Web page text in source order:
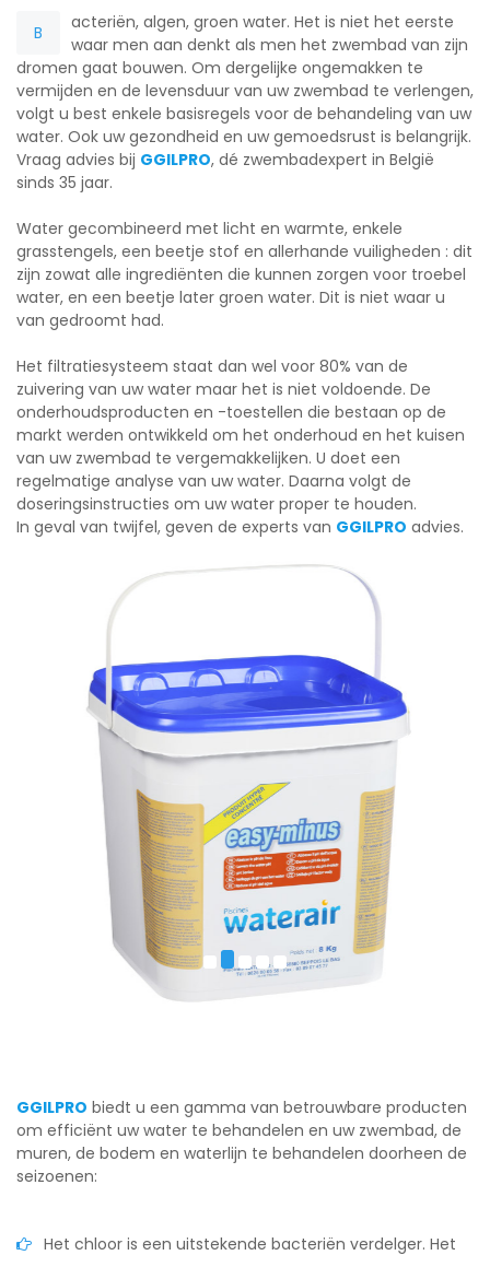
B
acteriën, algen, groen water. Het is niet het eerste
waar men aan denkt als men het zwembad van zijn
dromen gaat bouwen. Om dergelijke ongemakken te
vermijden en de levensduur van uw zwembad te verlengen,
volgt u best enkele basisregels voor de behandeling van uw
water. Ook uw gezondheid en uw gemoedsrust is belangrijk.
Vraag advies bij GGILPRO, dé zwembadexpert in België
sinds 35 jaar.
Water gecombineerd met licht en warmte, enkele
grasstengels, een beetje stof en allerhande vuiligheden : dit
zijn zowat alle ingrediënten die kunnen zorgen voor troebel
water, en een beetje later groen water. Dit is niet waar u
van gedroomt had.
Het filtratiesysteem staat dan wel voor 80% van de
zuivering van uw water maar het is niet voldoende. De
onderhoudsproducten en -toestellen die bestaan op de
markt werden ontwikkeld om het onderhoud en het kuisen
van uw zwembad te vergemakkelijken. U doet een
regelmatige analyse van uw water. Daarna volgt de
doseringsinstructies om uw water proper te houden.
In geval van twijfel, geven de experts van GGILPRO advies.
GGILPRO biedt u een gamma van betrouwbare producten
om efficiënt uw water te behandelen en uw zwembad, de
muren, de bodem en waterlijn te behandelen doorheen de
seizoenen:
Het chloor is een uitstekende bacteriën verdelger. Het